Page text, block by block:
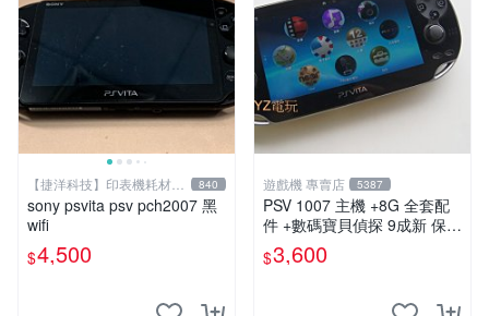
【捷洋科技】印表機耗材專
賣
840
sony psvita psv pch2007 黑
wifi
$4,500
遊戲機 專賣店 5387
PSV 1007 主機 +8G 全套配
件 +數碼寶貝偵探 9成新 保修
一年 品質有保障
$3,600